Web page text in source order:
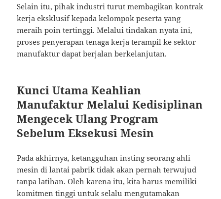
Selain itu, pihak industri turut membagikan kontrak
kerja eksklusif kepada kelompok peserta yang
meraih poin tertinggi. Melalui tindakan nyata ini,
proses penyerapan tenaga kerja terampil ke sektor
manufaktur dapat berjalan berkelanjutan.
Kunci Utama Keahlian
Manufaktur Melalui Kedisiplinan
Mengecek Ulang Program
Sebelum Eksekusi Mesin
Pada akhirnya, ketangguhan insting seorang ahli
mesin di lantai pabrik tidak akan pernah terwujud
tanpa latihan. Oleh karena itu, kita harus memiliki
komitmen tinggi untuk selalu mengutamakan